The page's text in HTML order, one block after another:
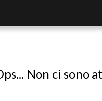
Non ci sono